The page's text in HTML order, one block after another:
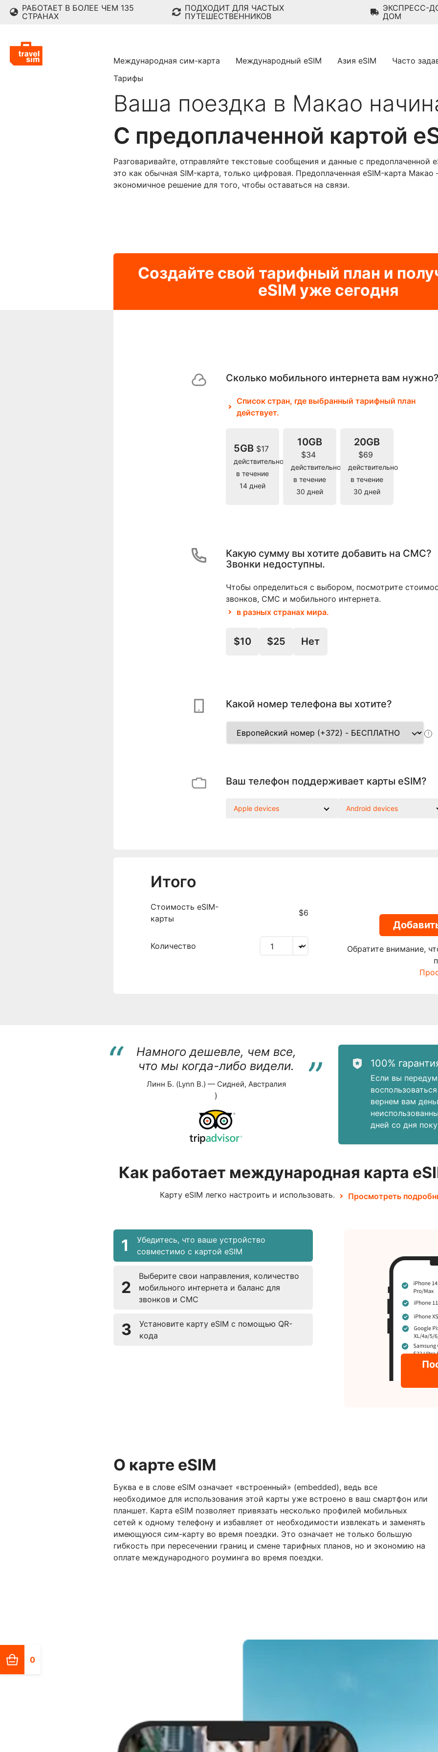
РАБОТАЕТ В БОЛЕЕ ЧЕМ 135
СТРАНАХ
ПОДХОДИТ ДЛЯ ЧАСТЫХ
ПУТЕШЕСТВЕННИКОВ
ЭКСПРЕСС-
ДОМ
Международная сим-карта Международный eSIM Азия eSIM
Часто
Тарифы
0
Ваша поездка в Макао
С предоплаченной картой
Разговаривайте, отправляйте текстовые сообщения и данные с предоплаченной
это как обычная SIM-карта, только цифровая. Предоплаченная eSIM-карта
экономичное решение для того, чтобы оставаться на связи.
Создайте свой тарифный план и
eSIM уже сегодня
Сколько мобильного интернета вам
Список стран, где выбранный тарифный план
действует.
5GB $17
действительно
в течение
14 дней
10GB
$34
действительно
в течение
30 дней
20GB
$69
действительно
в течение
30 дней
Какую сумму вы хотите добавить на СМС?
Звонки недоступны.
Чтобы определиться с выбором, посмотрите
звонков, СМС и мобильного интернета.
в разных странах мира.
$10 $25 Нет
Какой номер телефона вы хотите?
!
Ваш телефон поддерживает карты eSIM?
Apple devices Android devices
Итого
Cтоимость eSIM-
карты
$6
Количество
Обратите внимание,
“
Намного дешевле, чем все,
что мы когда-либо видели.
“
Линн Б. (Lynn B.) — Сидней, Австралия
)
100%
Если вы
вернем вам
дней со дня
Как работает международная карта
Карту eSIM легко настроить и использовать. Просмотреть
1
Убедитесь, что ваше устройство
совместимо с картой eSIM
2
Выберите свои направления, количество
мобильного интернета и баланс для
звонков и СМС
3
Установите карту eSIM с помощью QR-
кода
О карте eSIM
Буква е в слове eSIM означает «встроенный» (embedded), ведь все
необходимое для использования этой карты уже встроено в ваш смартфон или
планшет. Карта eSIM позволяет привязать несколько профилей мобильных
сетей к одному телефону и избавляет от необходимости извлекать и заменять
имеющуюся сим-карту во время поездки. Это означает не только большую
гибкость при пересечении границ и смене тарифных планов, но и экономию на
оплате международного роуминга во время поездки.